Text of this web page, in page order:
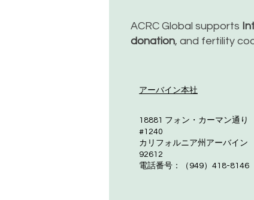
ACRC Global supports
donation, and fertility
アーバイン本社
18881 フォン・カーマン通り
#1240
カリフォルニア州アーバイン
92612
電話番号：（949）418-8146